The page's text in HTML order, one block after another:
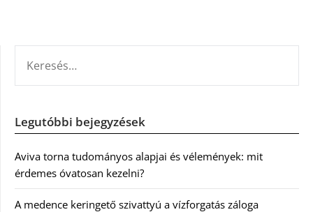
Legutóbbi bejegyzések
Aviva torna tudományos alapjai és vélemények: mit
érdemes óvatosan kezelni?
A medence keringető szivattyú a vízforgatás záloga